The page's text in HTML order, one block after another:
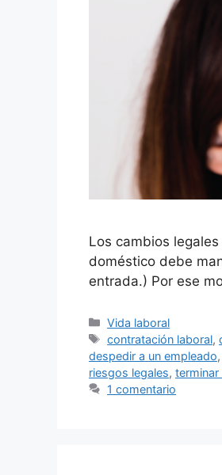
Los cambios
doméstico debe
entrada.) Por ese
Categorías
Vida laboral
Etiquetas
contratación laboral,
despedir a un empleado,
riesgos legales,
1 comentario